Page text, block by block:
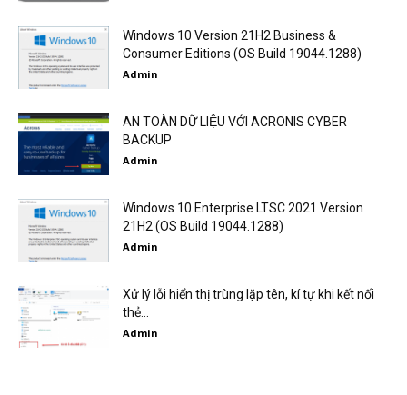
Windows 10 Version 21H2 Business &
Consumer Editions (OS Build 19044.1288)
Admin
AN TOÀN DỮ LIỆU VỚI ACRONIS CYBER
BACKUP
Admin
Windows 10 Enterprise LTSC 2021 Version
21H2 (OS Build 19044.1288)
Admin
Xử lý lỗi hiển thị trùng lặp tên, kí tự khi kết nối
thẻ...
Admin